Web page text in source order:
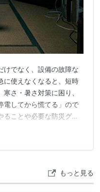
けでなく、設備の故障な
に使えなくなると、短時
さ・暑さ対策に困り、
電してから慌てる」ので
ことや必要な防災グッ
チェック 灯りはLED一
もっと見る